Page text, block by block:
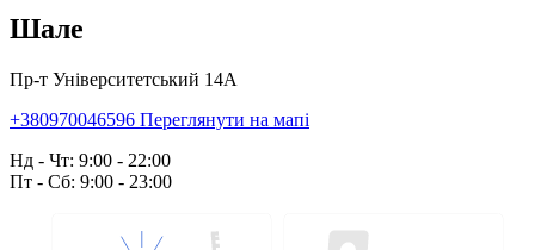
Шале
Пр-т Університетський 14А
+380970046596 Переглянути на мапі
Нд - Чт: 9:00 - 22:00
Пт - Сб: 9:00 - 23:00